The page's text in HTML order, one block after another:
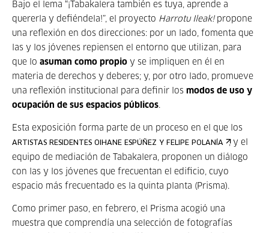
Bajo el lema “¡Tabakalera también es tuya, aprende a
quererla y defiéndela!”, el proyecto Harrotu Ileak!propone
una reflexión en dos direcciones: por un lado, fomenta que
las y los jóvenes repiensen el entorno que utilizan, para
que lo asuman como propio y se impliquen en él en
materia de derechos y deberes; y, por otro lado, promueve
una reflexión institucional para definir los modos de uso y
ocupación de sus espacios públicos.
Esta exposición forma parte de un proceso en el que los
ARTISTAS RESIDENTES OIHANE ESPÚÑEZ Y FELIPE POLANÍA
, y el
equipo de mediación de Tabakalera, proponen un diálogo
con las y los jóvenes que frecuentan el edificio, cuyo
espacio más frecuentado es la quinta planta (Prisma).
Como primer paso, en febrero, el Prisma acogió una
muestra que comprendía una selección de fotografías